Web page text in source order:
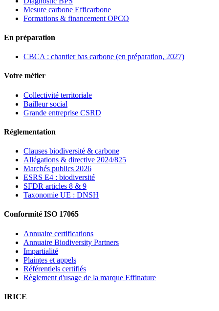
Mesure carbone Efficarbone
Formations & financement OPCO
En préparation
CBCA : chantier bas carbone (en préparation, 2027)
Votre métier
Collectivité territoriale
Bailleur social
Grande entreprise CSRD
Réglementation
Clauses biodiversité & carbone
Allégations & directive 2024/825
Marchés publics 2026
ESRS E4 : biodiversité
SFDR articles 8 & 9
Taxonomie UE : DNSH
Conformité ISO 17065
Annuaire certifications
Annuaire Biodiversity Partners
Impartialité
Plaintes et appels
Référentiels certifiés
Règlement d'usage de la marque Effinature
IRICE